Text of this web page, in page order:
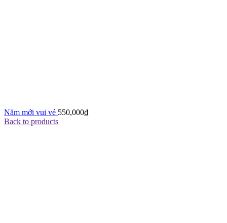
Năm mới vui vẻ 550,000₫
Back to products